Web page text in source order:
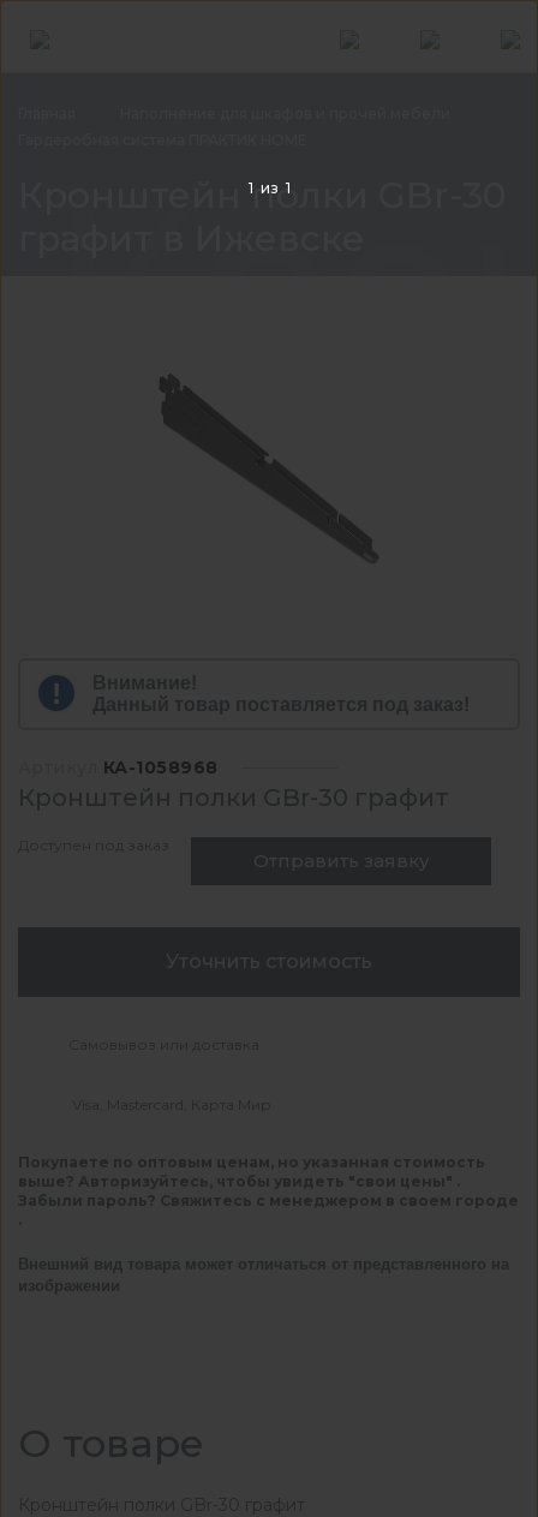
Кронштейн полки GBr-30
Внимание!
Данный товар поставляется под заказ!
КА-1058968
Кронштейн полки GBr-30 графит
Доступен под заказ
Отправить заявку
Уточнить стоимость
Самовывоз или доставка
Visa, Mastercard, Карта Мир
Покупаете по оптовым ценам, но указанная стоимость
выше? Авторизуйтесь, чтобы увидеть "свои цены" .
Забыли пароль? Свяжитесь с менеджером в своем городе
Внешний вид товара может отличаться от представленного на
изображении
О товаре
Кронштейн полки GBr-30 графит
1 из 1